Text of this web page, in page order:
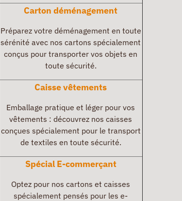
Carton déménagement
Préparez votre déménagement en toute
sérénité avec nos cartons spécialement
conçus pour transporter vos objets en
toute sécurité.
Caisse vêtements
Emballage pratique et léger pour vos
vêtements : découvrez nos caisses
conçues spécialement pour le transport
de textiles en toute sécurité.
Spécial E-commerçant
Optez pour nos cartons et caisses
spécialement pensés pour les e-